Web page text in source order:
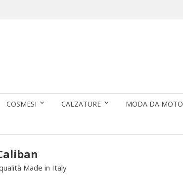
COSMESI CALZATURE MODA DA MOTO
Made in Italy